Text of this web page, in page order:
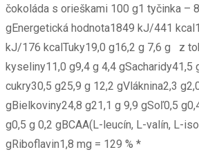
čokoláda s orieškami 100 g1 tyčinka –
gEnergetická hodnota1849 kJ/441
kJ/176 kcalTuky19,0 g16,2 g 7,6 g z
kyseliny11,0 g9,4 g 4,4
cukry30,5 g25,9 g 12,2 gVláknina2,3
gBielkoviny24,8 g21,1 g 9,9 gSoľ0,5
g0,5 g 0,2 gBCAA(L-leucín, L-valín, L-
gRiboflavin1,8 mg = 129 % *